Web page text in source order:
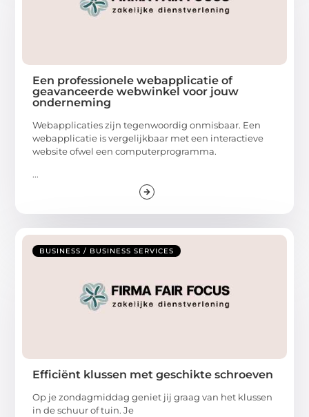
Een professionele webapplicatie of
geavanceerde webwinkel voor jouw
onderneming
Webapplicaties zijn tegenwoordig onmisbaar. Een
webapplicatie is vergelijkbaar met een interactieve
website ofwel een computerprogramma.
...
BUSINESS / BUSINESS SERVICES
Efficiënt klussen met geschikte schroeven
Op je zondagmiddag geniet jij graag van het klussen
in de schuur of tuin. Je